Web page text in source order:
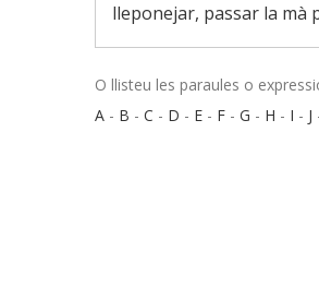
lleponejar, passar la mà
O llisteu les paraules o
A - B - C - D - E - F - G - H - I - J